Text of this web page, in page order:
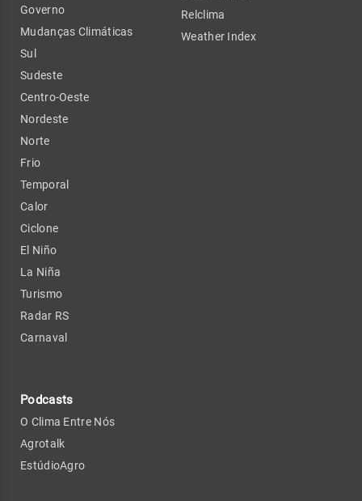
Governo
Mudanças Climáticas
Sul
Sudeste
Centro-Oeste
Nordeste
Norte
Frio
Temporal
Calor
Ciclone
El Niño
La Niña
Turismo
Radar RS
Carnaval
Podcasts
O Clima Entre Nós
Agrotalk
EstúdioAgro
Relclima
Weather Index